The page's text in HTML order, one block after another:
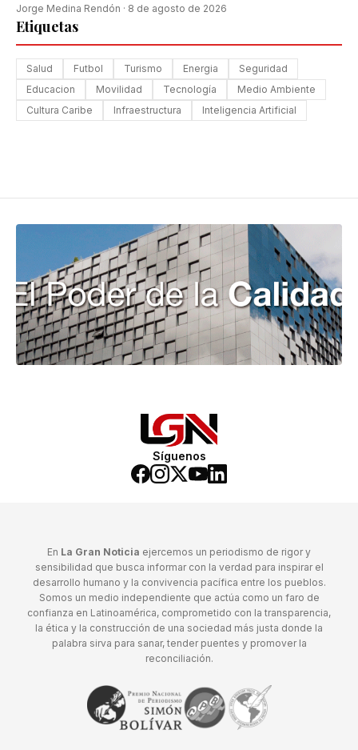
Jorge Medina Rendón · 8 de agosto de 2026
Etiquetas
Salud Futbol Turismo Energia
Seguridad
Educacion
Movilidad Tecnología
Medio Ambiente
Cultura Caribe
Infraestructura Inteligencia Artificial
Síguenos
En La Gran Noticia ejercemos un periodismo de rigor y
sensibilidad que busca informar con la verdad para inspirar el
desarrollo humano y la convivencia pacífica entre los pueblos.
Somos un medio independiente que actúa como un faro de
confianza en Latinoamérica, comprometido con la transparencia,
la ética y la construcción de una sociedad más justa donde la
palabra sirva para sanar, tender puentes y promover la
reconciliación.